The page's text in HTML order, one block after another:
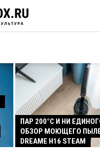
ПАР 200°C И НИ
ОБЗОР МОЮЩЕГО
DREAME H16 STEAM